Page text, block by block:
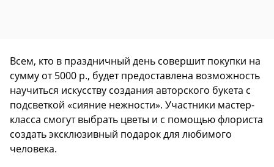
Всем, кто в праздничный день совершит покупки на
сумму от 5000 р., будет предоставлена возможность
научиться искусству создания авторского букета с
подсветкой «сияние нежности». Участники мастер-
класса смогут выбрать цветы и с помощью флориста
создать эксклюзивный подарок для любимого
человека.